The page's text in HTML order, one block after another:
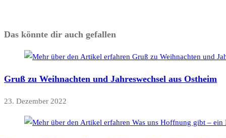
Das könnte dir auch gefallen
Gruß zu Weihnachten und Jahreswechsel aus Ostheim
23. Dezember 2022